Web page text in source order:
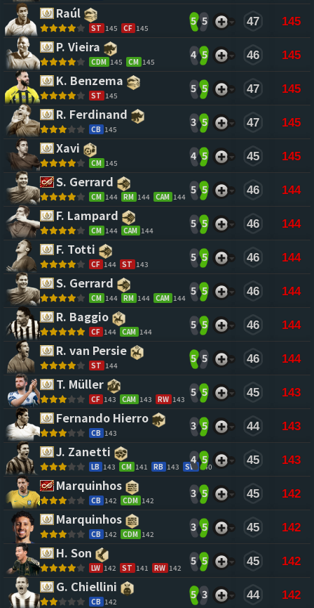
Raúl
ST 145 CF 145
5 5 47 145
P. Vieira
CDM 145 CM 145
4 5 46 145
K. Benzema
ST 145
5 5 47 145
R. Ferdinand
CB 145
3 5 47 145
Xavi
CM 145
4 5 45 145
S. Gerrard
CM 144 RM 144 CAM 144
5 5 46 144
F. Lampard
CM 144 CAM 144
5 5 46 144
F. Totti
CF 144 ST 143
5 5 46 144
S. Gerrard
CM 144 RM 144 CAM 144
5 5 46 144
R. Baggio
CF 144 CAM 144
5 5 46 144
R. van Persie
ST 144
5 5 46 144
T. Müller
CF 143 CAM 143 RW 143
5 5 45 143
Fernando Hierro
CB 143
3 5 44 143
J. Zanetti
LB 143 CM 141 RB 143 SW 140
4 5 45 143
Marquinhos
CB 142 CDM 142
3 5 45 142
Marquinhos
CB 142 CDM 142
3 5 45 142
H. Son
LW 142 ST 141 RW 142
5 5 45 142
G. Chiellini
CB 142
5 3 44 142